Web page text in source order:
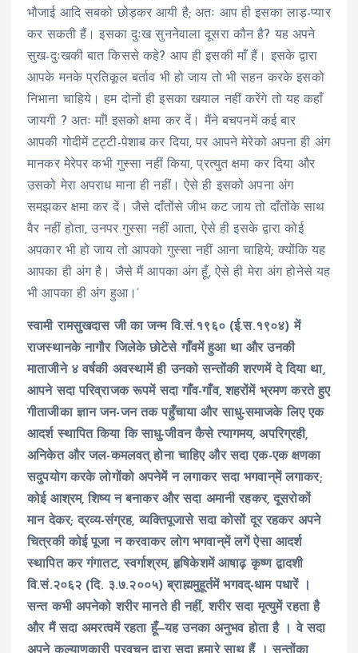
भौजाई आदि सबको छोड़कर आयी है; अतः आप ही इसका लाड़-प्यार
कर सकती हैं। इसका दुःख सुननेवाला दूसरा कौन है? यह अपने
सुख-दुःखकी बात किससे कहे? आप ही इसकी माँ हैं। इसके द्वारा
आपके मनके प्रतिकूल बर्ताव भी हो जाय तो भी सहन करके इसको
निभाना चाहिये। हम दोनों ही इसका खयाल नहीं करेंगे तो यह कहाँ
जायगी ? अतः माँ! इसको क्षमा कर दें। मैंने बचपनमें कई बार
आपकी गोदीमें टट्टी-पेशाब कर दिया, पर आपने मेरेको अपना ही अंग
मानकर मेरेपर कभी गुस्सा नहीं किया, प्रत्युत क्षमा कर दिया और
उसको मेरा अपराध माना ही नहीं। ऐसे ही इसको अपना अंग
समझकर क्षमा कर दें। जैसे दाँतोंसे जीभ कट जाय तो दाँतोंके साथ
वैर नहीं होता, उनपर गुस्सा नहीं आता, ऐसे ही इसके द्वारा कोई
अपकार भी हो जाय तो आपको गुस्सा नहीं आना चाहिये; क्योंकि यह
आपका ही अंग है। जैसे मैं आपका अंग हूँ, ऐसे ही मेरा अंग होनेसे यह
भी आपका ही अंग हुआ।’
स्वामी रामसुखदास जीका जन्म वि.सं.१९६० (ई.स.१९०४) में
राजस्थानके नागौर जिलेके छोटेसे गाँवमें हुआ था और उनकी
माताजीने ४ वर्षकी अवस्थामें ही उनको सन्तोंकी शरणमें दे दिया था,
आपने सदा परिव्राजक रूपमें सदा गाँव-गाँव, शहरोंमें भ्रमण करते हुए
गीताजीका ज्ञान जन-जन तक पहुँचाया और साधु-समाजके लिए एक
आदर्श स्थापित किया कि साधु-जीवन कैसे त्यागमय, अपरिग्रही,
अनिकेत और जल-कमलवत् होना चाहिए और सदा एक-एक क्षणका
सदुपयोग करके लोगोंको अपनेमें न लगाकर सदा भगवान्‌में लगाकर;
कोई आश्रम, शिष्य न बनाकर और सदा अमानी रहकर, दूसरोकों
मान देकर; द्रव्य-संग्रह, व्यक्तिपूजासे सदा कोसों दूर रहकर अपने
चित्रकी कोई पूजा न करवाकर लोग भगवान्‌में लगें ऐसा आदर्श
स्थापित कर गंगातट, स्वर्गाश्रम, हृषिकेशमें आषाढ़ कृष्ण द्वादशी
वि.सं.२०६२ (दि. ३.७.२००५) ब्राह्ममुहूर्तमें भगवद्-धाम पधारें ।
सन्त कभी अपनेको शरीर मानते ही नहीं, शरीर सदा मृत्युमें रहता है
और मैं सदा अमरत्वमें रहता हूँ‒यह उनका अनुभव होता है । वे सदा